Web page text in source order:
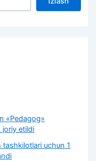
«Pedagog»
joriy etildi
tashkilotlari uchun 1